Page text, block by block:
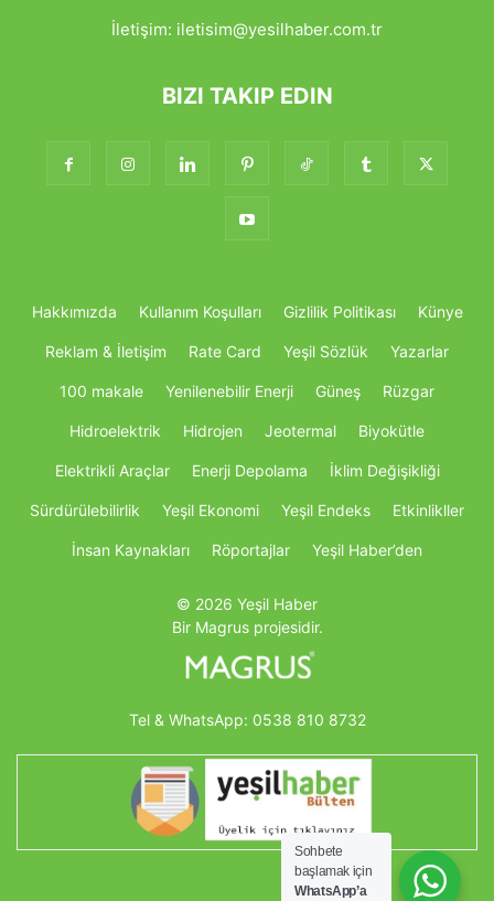
İletişim: iletisim@yesilhaber.com.tr
BIZI TAKIP EDIN
Hakkımızda Kullanım Koşulları Gizlilik Politikası Künye
Reklam & İletişim Rate Card Yeşil Sözlük Yazarlar
100 makale Yenilenebilir Enerji Güneş Rüzgar
Hidroelektrik Hidrojen Jeotermal Biyokütle
Elektrikli Araçlar Enerji Depolama İklim Değişikliği
Sürdürülebilirlik Yeşil Ekonomi Yeşil Endeks Etkinlikller
İnsan Kaynakları Röportajlar Yeşil Haber’den
© 2026 Yeşil Haber
Bir Magrus projesidir.
Tel & WhatsApp: 0538 810 8732
Sohbete
başlamak için
WhatsApp’a